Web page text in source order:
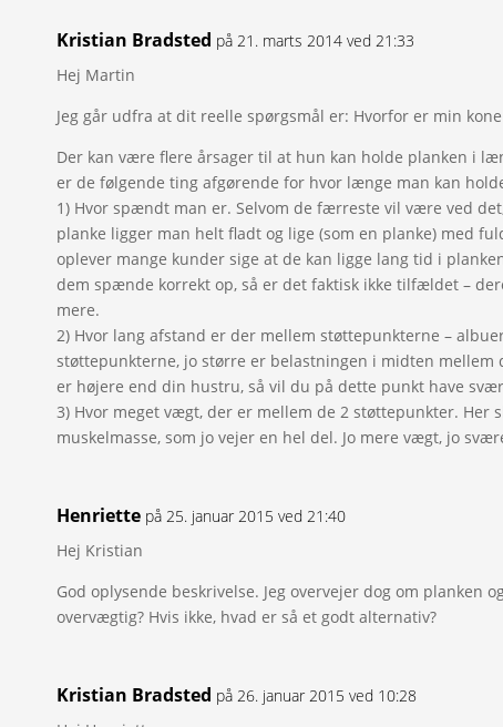
Kristian Bradsted på 21. marts 2014 ved 21:33
Hej Martin
Jeg går udfra at dit reelle spørgsmål er: Hvorfor er min
Der kan være flere årsager til at hun kan holde planken i
er de følgende ting afgørende for hvor længe man kan
1) Hvor spændt man er. Selvom de færreste vil være ved
planke ligger man helt fladt og lige (som en planke) med
oplever mange kunder sige at de kan ligge lang tid i
dem spænde korrekt op, så er det faktisk ikke tilfældet –
mere.
2) Hvor lang afstand er der mellem støttepunkterne –
støttepunkterne, jo større er belastningen i midten mellem
er højere end din hustru, så vil du på dette punkt have
3) Hvor meget vægt, der er mellem de 2 støttepunkter. Her
muskelmasse, som jo vejer en hel del. Jo mere vægt, jo
Henriette på 25. januar 2015 ved 21:40
Hej Kristian
God oplysende beskrivelse. Jeg overvejer dog om planken
overvægtig? Hvis ikke, hvad er så et godt alternativ?
Kristian Bradsted på 26. januar 2015 ved 10:28